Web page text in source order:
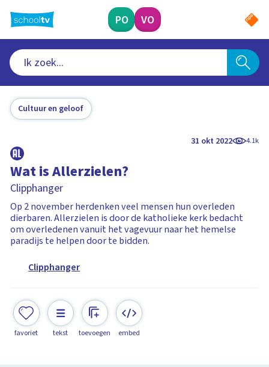
naar
hoofdinhoud
PO VO
Cultuur en geloof
31 okt 2022 4.1k
Wat is Allerzielen?
Clipphanger
Op 2 november herdenken veel mensen hun overleden
dierbaren. Allerzielen is door de katholieke kerk bedacht
om overledenen vanuit het vagevuur naar het hemelse
paradijs te helpen door te bidden.
Clipphanger
favoriet tekst toevoegen embed